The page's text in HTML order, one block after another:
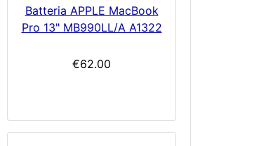
Batteria APPLE MacBook
Pro 13" MB990LL/A A1322
€62.00